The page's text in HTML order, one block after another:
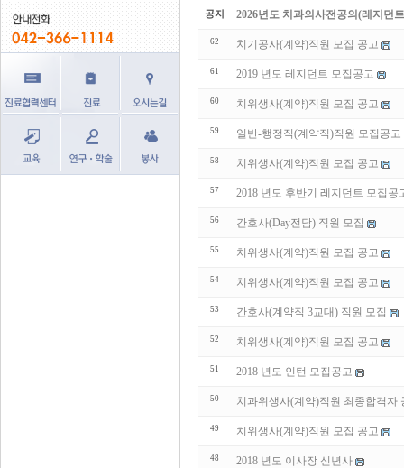
공지 2026년도 치과의사전공의(레지던
62 치기공사(계약)직원 모집 공고
61 2019 년도 레지던트 모집공고
60 치위생사(계약)직원 모집 공고
59 일반-행정직(계약직)직원 모집공고
58 치위생사(계약)직원 모집 공고
57 2018 년도 후반기 레지던트 모집공
56 간호사(Day전담) 직원 모집
55 치위생사(계약)직원 모집 공고
54 치위생사(계약)직원 모집 공고
53 간호사(계약직 3교대) 직원 모집
52 치위생사(계약)직원 모집 공고
51 2018 년도 인턴 모집공고
50 치과위생사(계약)직원 최종합격자
49 치위생사(계약)직원 모집 공고
48 2018 년도 이사장 신년사